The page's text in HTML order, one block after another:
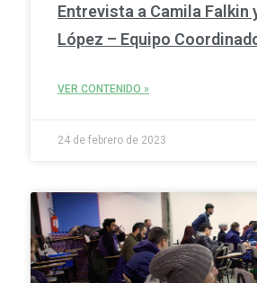
Entrevista a Camila Falkin
López – Equipo
VER CONTENIDO »
24 de febrero de 2023